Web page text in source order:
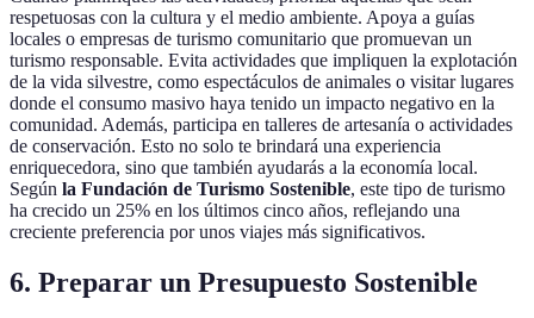
respetuosas con la cultura y el medio ambiente. Apoya a guías
locales o empresas de turismo comunitario que promuevan un
turismo responsable. Evita actividades que impliquen la explotación
de la vida silvestre, como espectáculos de animales o visitar lugares
donde el consumo masivo haya tenido un impacto negativo en la
comunidad. Además, participa en talleres de artesanía o actividades
de conservación. Esto no solo te brindará una experiencia
enriquecedora, sino que también ayudarás a la economía local.
Según la Fundación de Turismo Sostenible, este tipo de turismo
ha crecido un 25% en los últimos cinco años, reflejando una
creciente preferencia por unos viajes más significativos.
6. Preparar un Presupuesto Sostenible